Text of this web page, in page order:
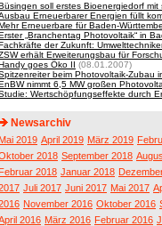
soll erstes Bioenergiedorf
Erneuerbarer Energien füllt
Erneuerbare für Baden-
„Branchentag Photovoltaik“ in
der Zukunft:
erhält Erweiterungsbau für
goes Öko II (08.01.2007)
beim Photovoltaik-Zubau
nimmt 6,5 MW großen
Wertschöpfungseffekte durch
Newsarchiv
Mai 2019 April 2019 März 2019
2018 September 2018
Februar 2018 Januar 2018
Juli 2017 Juni 2017 Mai 2017
November 2016 Oktober 2016
2016 März 2016 Februar 2016